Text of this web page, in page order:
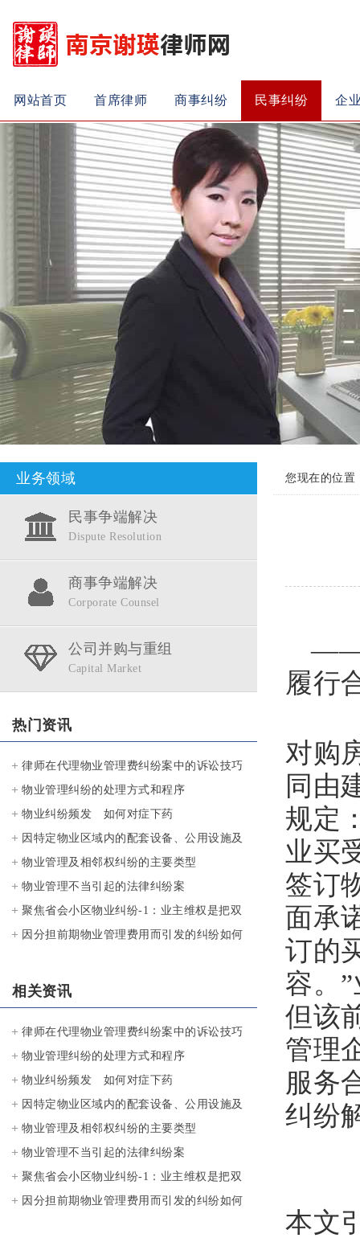
网站首页 首席律师 商事纠纷 民事纠纷 企
业务领域
民事争端解决
Dispute Resolution
商事争端解决
Corporate Counsel
公司并购与重组
Capital Market
热门资讯
律师在代理物业管理费纠纷案中的诉讼技巧
物业管理纠纷的处理方式和程序
物业纠纷频发 如何对症下药
因特定物业区域内的配套设备、公用设施及
其场地使用而引发的纠纷
物业管理及相邻权纠纷的主要类型
物业管理不当引起的法律纠纷案
聚焦省会小区物业纠纷-1：业主维权是把双
刃剑？
因分担前期物业管理费用而引发的纠纷如何
相关资讯
律师在代理物业管理费纠纷案中的诉讼技巧
物业管理纠纷的处理方式和程序
物业纠纷频发 如何对症下药
因特定物业区域内的配套设备、公用设施及
其场地使用而引发的纠纷
物业管理及相邻权纠纷的主要类型
物业管理不当引起的法律纠纷案
聚焦省会小区物业纠纷-1：业主维权是把双
刃剑？
因分担前期物业管理费用而引发的纠纷如何
您现在的位置
——
履行
对购
同由
规定
业买
签订
面承
订的
容。
但该
管理
服务
纠纷
本文